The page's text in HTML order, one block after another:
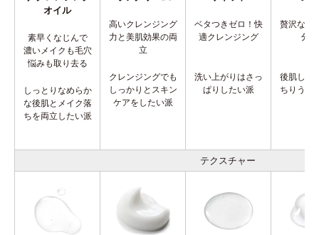
オイル
素早くなじんで
濃いメイクも毛穴
悩みも取り去る
しっとりなめらか
な後肌とメイク落
ちを両立したい派
高いクレンジング
力と美肌効果の両
立
クレンジングでも
しっかりとスキン
ケアをしたい派
ベタつきゼロ！快
適クレンジング
洗い上がりはさっ
ぱりしたい派
贅沢なう
分
後肌しっ
ちりうる
テクスチャー